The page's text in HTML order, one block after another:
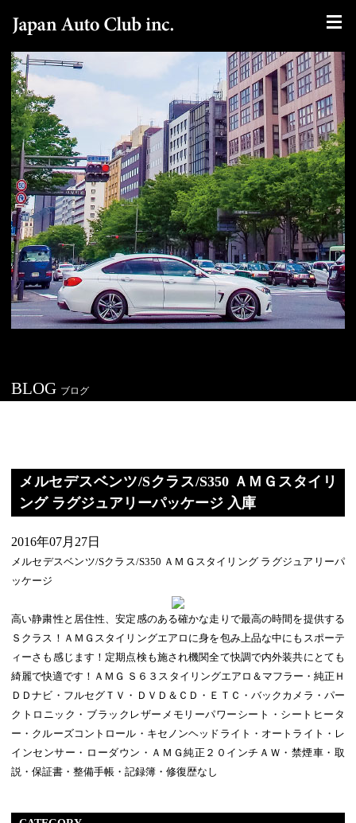
BLOG ブログ
メルセデスベンツ/Sクラス/S350 ＡＭＧスタイリ
ング ラグジュアリーパッケージ 入庫
2016年07月27日
メルセデスベンツ/Sクラス/S350 ＡＭＧスタイリング ラグジュアリーパ
ッケージ
高い静粛性と居住性、安定感のある確かな走りで最高の時間を提供する
Ｓクラス！ＡＭＧスタイリングエアロに身を包み上品な中にもスポーテ
ィーさも感じます！定期点検も施され機関全て快調で内外装共にとても
綺麗で快適です！ＡＭＧ Ｓ６３スタイリングエアロ＆マフラー・純正Ｈ
ＤＤナビ・フルセグＴＶ・ＤＶＤ＆ＣＤ・ＥＴＣ・バックカメラ・パー
クトロニック・ブラックレザーメモリーパワーシート・シートヒータ
ー・クルーズコントロール・キセノンヘッドライト・オートライト・レ
インセンサー・ローダウン・ＡＭＧ純正２０インチＡＷ・禁煙車・取
説・保証書・整備手帳・記録簿・修復歴なし